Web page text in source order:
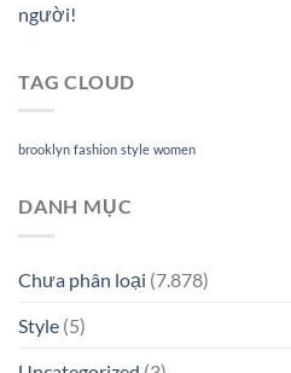
người!
TAG CLOUD
brooklyn fashion style women
DANH MỤC
Chưa phân loại (7.878)
Style (5)